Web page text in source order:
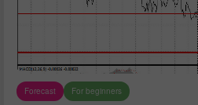
Forecast For beginners